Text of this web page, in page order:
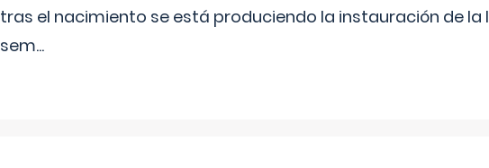
tras el nacimiento se está produciendo la instauración de
sem...